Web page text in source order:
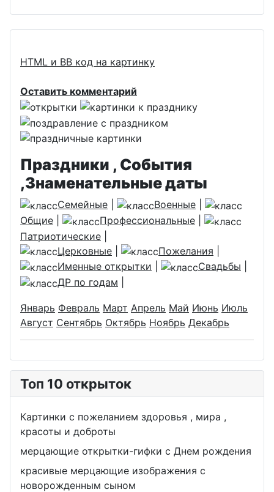
HTML и BB код на картинку
Оставить комментарий
Праздники , События
,Знаменательные даты
Семейные Военные
Общие
Профессиональные
Патриотические
Церковные
Пожелания
Именные открытки
Свадьбы
ДР по годам
Январь Февраль Март Апрель Май Июнь Июль
Август Сентябрь Октябрь Ноябрь Декабрь
Топ 10 открыток
Картинки с пожеланием здоровья , мира ,
красоты и доброты
мерцающие открытки-гифки с Днем рождения
красивые мерцающие изображения с
новорожденным сыном